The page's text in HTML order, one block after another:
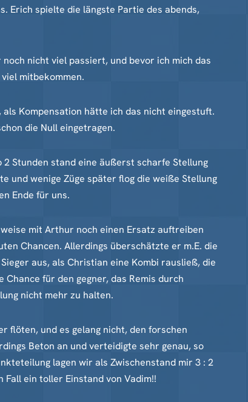
Erich spielte die längste Partie des abends,
nicht viel passiert, und bevor ich mich das
mitbekommen.
Kompensation hätte ich das nicht eingestuft.
die Null eingetragen.
Stunden stand eine äußerst scharfe Stellung
und wenige Züge später flog die weiße Stellung
Ende für uns.
mit Arthur noch einen Ersatz auftreiben
Chancen. Allerdings überschätzte er m.E. die
aus, als Christian eine Kombi rausließ, die
für den gegner, das Remis durch
nicht mehr zu halten.
flöten, und es gelang nicht, den forschen
Beton an und verteidigte sehr genau, so
lagen wir als Zwischenstand mir 3 : 2
ein toller Einstand von Vadim!!